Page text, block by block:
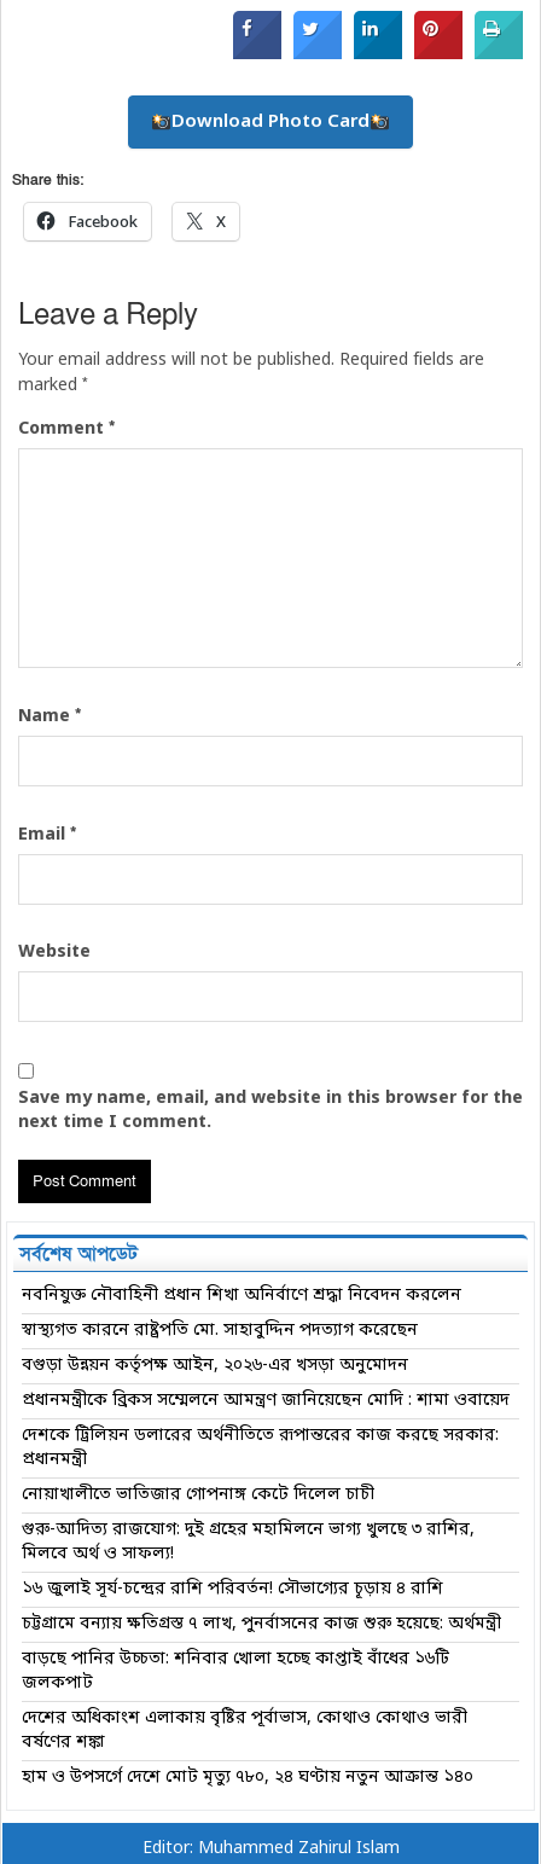
Download Photo Card
Share this:
Facebook X
Leave a Reply
Your email address will not be published. Required fields are
marked *
Comment *
Name *
Email *
Website
Save my name, email, and website in this browser for the
next time I comment.
সর্বশেষ আপডেট
নবনিযুক্ত নৌবাহিনী প্রধান শিখা অনির্বাণে শ্রদ্ধা নিবেদন করলেন
স্বাস্থ্যগত কারনে রাষ্ট্রপতি মো. সাহাবুদ্দিন পদত্যাগ করেছেন
বগুড়া উন্নয়ন কর্তৃপক্ষ আইন, ২০২৬-এর খসড়া অনুমোদন
প্রধানমন্ত্রীকে ব্রিকস সম্মেলনে আমন্ত্রণ জানিয়েছেন মোদি : শামা ওবায়েদ
দেশকে ট্রিলিয়ন ডলারের অর্থনীতিতে রূপান্তরের কাজ করছে সরকার:
প্রধানমন্ত্রী
নোয়াখালীতে ভাতিজার গোপনাঙ্গ কেটে দিলেল চাচী
গুরু-আদিত্য রাজযোগ: দুই গ্রহের মহামিলনে ভাগ্য খুলছে ৩ রাশির,
মিলবে অর্থ ও সাফল্য!
১৬ জুলাই সূর্য-চন্দ্রের রাশি পরিবর্তন! সৌভাগ্যের চূড়ায় ৪ রাশি
চট্টগ্রামে বন্যায় ক্ষতিগ্রস্ত ৭ লাখ, পুনর্বাসনের কাজ শুরু হয়েছে: অর্থমন্ত্রী
বাড়ছে পানির উচ্চতা: শনিবার খোলা হচ্ছে কাপ্তাই বাঁধের ১৬টি
জলকপাট
দেশের অধিকাংশ এলাকায় বৃষ্টির পূর্বাভাস, কোথাও কোথাও ভারী
বর্ষণের শঙ্কা
হাম ও উপসর্গে দেশে মোট মৃত্যু ৭৮০, ২৪ ঘণ্টায় নতুন আক্রান্ত ১৪০
Editor: Muhammed Zahirul Islam